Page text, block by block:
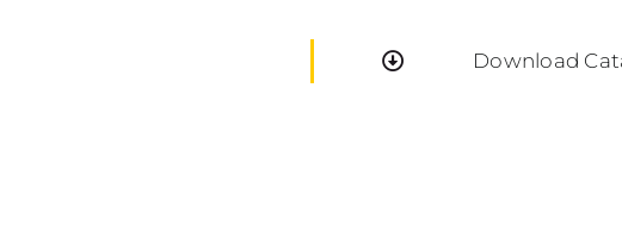
Download